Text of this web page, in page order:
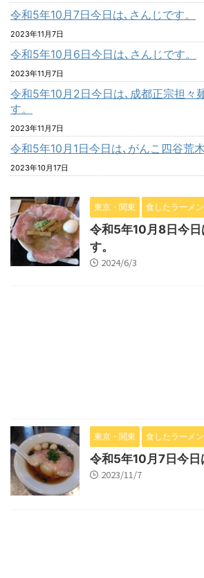
令和5年10月7日今日は､さんじです。
2023年11月7日
令和5年10月6日今日は､さんじです。
2023年11月7日
令和5年10月2日今日は､成都正宗担々
す。
2023年11月7日
令和5年10月1日今日は､がんこ四谷荒木
2023年10月17日
東京・関東 食したラーメン
令和5年10月8日今日
す。
2024/6/3
東京・関東 食したラーメン
令和5年10月7日今日
2023/11/7